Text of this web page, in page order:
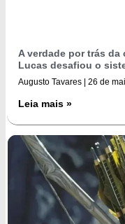
A verdade por trás da
Lucas desafiou o
Augusto Tavares 26 de
Leia mais »